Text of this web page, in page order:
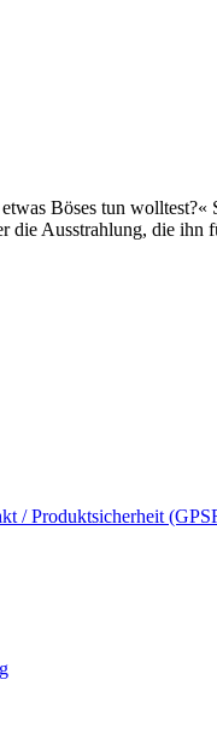
Böses tun
die Ausstrahlung, die
/ Produktsicherheit